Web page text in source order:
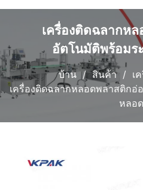
เครื่องติดฉลากห
อัตโนมัติพร้อมร
บ้าน สินค้า
เ
เครื่องติดฉลากหลอดพลาสติก
หลอด